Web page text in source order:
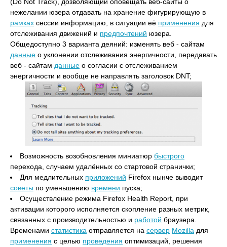
нежелании юзера отдавать на хранение фигурирующую в
рамках сессии информацию, в ситуации её применения для
отслеживания движений и предпочтений юзера.
Общедоступно 3 варианта деяний: изменять веб - сайтам
данные о уклонении отслеживания энергичности, передавать
веб - сайтам данные о согласии с отслеживанием
энергичности и вообще не направлять заголовок DNT;
Возможность возобновления миниатюр быстрого
перехода, случаем удалённых со стартовой странички;
Для медлительных приложений Firefox нынче выводит
советы по уменьшению времени пуска;
Осуществление режима Firefox Health Report, при
активации которого исполняется скопление разных метрик,
связанных с производительностью и работой браузера.
Временами статистика отправляется на сервер Mozilla для
применения с целью проведения оптимизаций, решения